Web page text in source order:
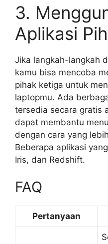
3.
Aplikasi
Jika langkah-langkah
kamu bisa mencoba
pihak ketiga untuk
laptopmu. Ada
tersedia secara gratis
dapat membantu
dengan cara yang
Beberapa aplikasi
Iris, dan Redshift.
FAQ
Pertanyaan